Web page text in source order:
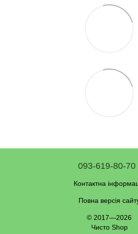
093-619-80-70
Контактна
Повна версія
© 2017—2026
Чисто Shop